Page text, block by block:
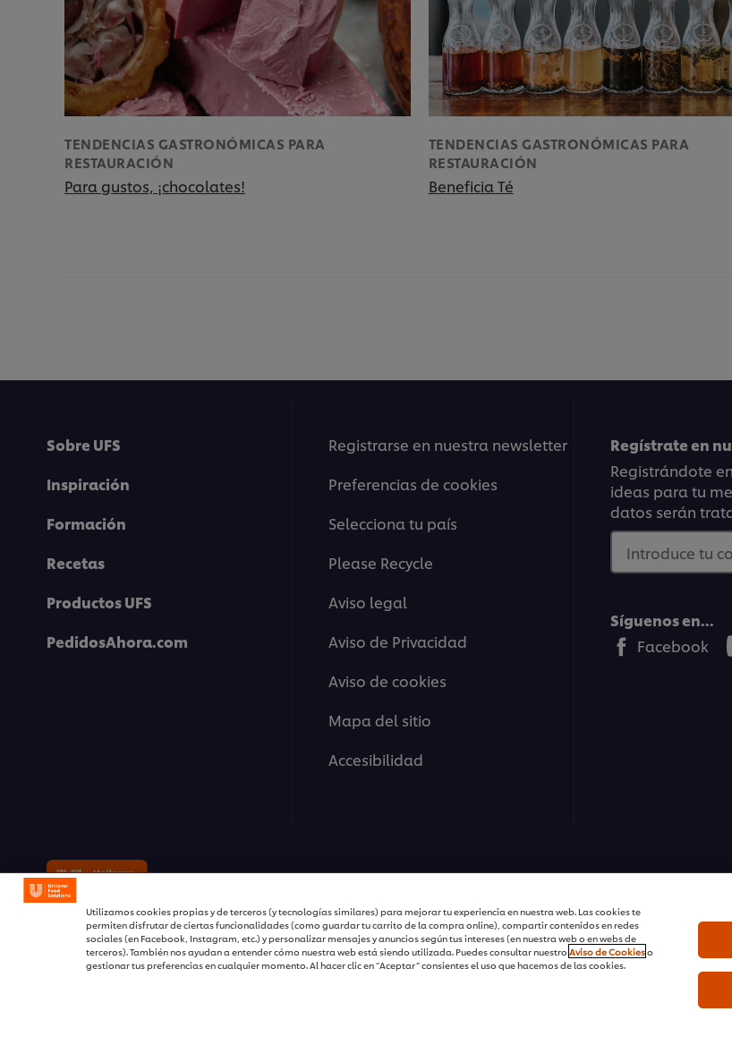
TENDENCIAS GASTRONÓMICAS PARA
RESTAURACIÓN
Para gustos, ¡chocolates!
TENDENCIAS GASTRONÓMICAS PARA
RESTAURACIÓN
Beneficia Té
Sobre UFS
Inspiración
Formación
Recetas
Productos UFS
PedidosAhora.com
Registrarse en nuestra newsletter
Preferencias de cookies
Selecciona tu país
Please Recycle
Aviso legal
Aviso de Privacidad
Aviso de cookies
Mapa del sitio
Accesibilidad
Regístrate en
Registrándote
ideas para tu
datos serán
Introduce tu
Síguenos en...
Facebook
Utilizamos cookies propias y de terceros (y tecnologías similares) para mejorar tu experiencia en nuestra web. Las cookies te
permiten disfrutar de ciertas funcionalidades (como guardar tu carrito de la compra online), compartir contenidos en redes
sociales (en Facebook, Instagram, etc.) y personalizar mensajes y anuncios según tus intereses (en nuestra web o en webs de
terceros). También nos ayudan a entender cómo nuestra web está siendo utilizada. Puedes consultar nuestro Aviso de Cookieso
gestionar tus preferencias en cualquier momento. Al hacer clic en “Aceptar” consientes el uso que hacemos de las cookies.